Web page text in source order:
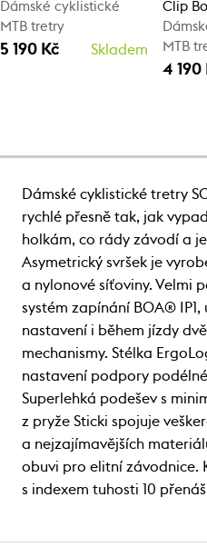
Dámské cyklistické
MTB tretry
5 190 Kč Skladem
Clip
MTB
4 190
Dámské cyklistické tretry
rychlé přesně tak, jak
holkám, co rády závodí a
Asymetrický svršek je
a nylonové síťoviny. Velmi
systém zapínání BOA® IP1,
nastavení i během jízdy
mechanismy. Stélka
nastavení podpory
Superlehká podešev s
z pryže Sticki spojuje
a nejzajímavějších
obuvi pro elitní závodnice.
s indexem tuhosti 10